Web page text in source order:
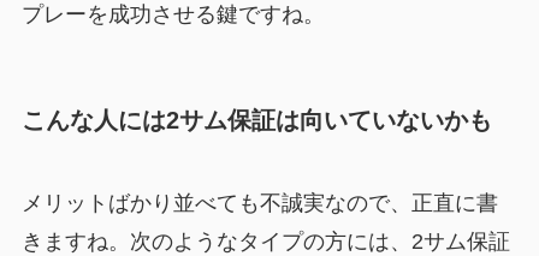
プレーを成功させる鍵ですね。
こんな人には2サム保証は向いていないかも
メリットばかり並べても不誠実なので、正直に書
きますね。次のようなタイプの方には、2サム保証